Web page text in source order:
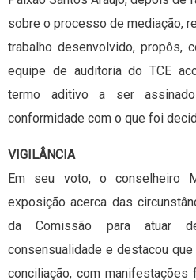
sobre o processo de mediação,
trabalho desenvolvido, propôs,
equipe de auditoria do TCE
termo aditivo a ser
conformidade com o que foi
VIGILÂNCIA
Em seu voto, o conselheiro
exposição acerca das
da Comissão para atuar
consensualidade e destacou
conciliação, com